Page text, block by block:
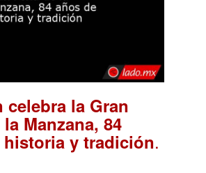
celebra la Gran
Manzana, 84
historia y tradición.